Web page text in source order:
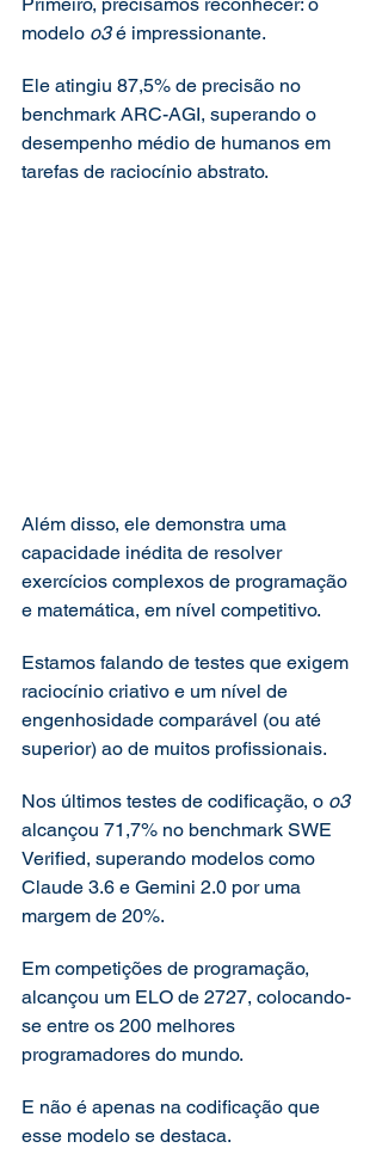
modelo o3 é impressionante.
Ele atingiu 87,5% de precisão no
benchmark ARC-AGI, superando o
desempenho médio de humanos em
tarefas de raciocínio abstrato.
Além disso, ele demonstra uma
capacidade inédita de resolver
exercícios complexos de programação
e matemática, em nível competitivo.
Estamos falando de testes que exigem
raciocínio criativo e um nível de
engenhosidade comparável (ou até
superior) ao de muitos profissionais.
Nos últimos testes de codificação, o o3
alcançou 71,7% no benchmark SWE
Verified, superando modelos como
Claude 3.6 e Gemini 2.0 por uma
margem de 20%.
Em competições de programação,
alcançou um ELO de 2727, colocando-
se entre os 200 melhores
programadores do mundo.
E não é apenas na codificação que
esse modelo se destaca.